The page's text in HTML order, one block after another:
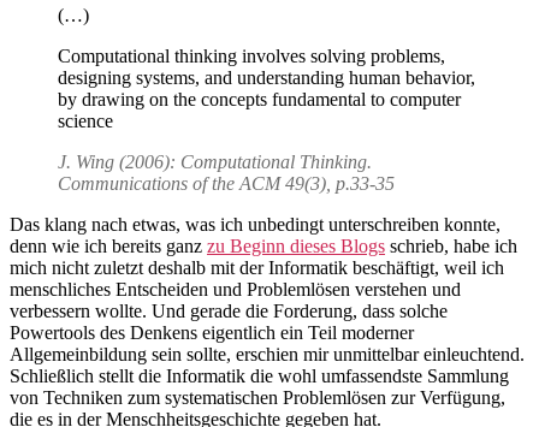
(…)
Computational thinking involves solving problems,
designing systems, and understanding human behavior,
by drawing on the concepts fundamental to computer
science
J. Wing (2006): Computational Thinking.
Communications of the ACM 49(3), p.33-35
Das klang nach etwas, was ich unbedingt unterschreiben konnte,
denn wie ich bereits ganz zu Beginn dieses Blogs schrieb, habe ich
mich nicht zuletzt deshalb mit der Informatik beschäftigt, weil ich
menschliches Entscheiden und Problemlösen verstehen und
verbessern wollte. Und gerade die Forderung, dass solche
Powertools des Denkens eigentlich ein Teil moderner
Allgemeinbildung sein sollte, erschien mir unmittelbar einleuchtend.
Schließlich stellt die Informatik die wohl umfassendste Sammlung
von Techniken zum systematischen Problemlösen zur Verfügung,
die es in der Menschheitsgeschichte gegeben hat.